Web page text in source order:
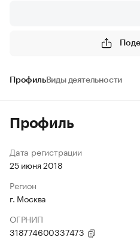
ПрофильВиды деятельности
Профиль
Дата регистрации
25 июня 2018
Регион
г. Москва
ОГРНИП
318774600337473